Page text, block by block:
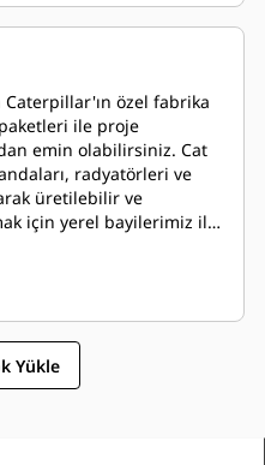
özel fabrika
ile proje
emin olabilirsiniz. Cat
radyatörleri ve
üretilebilir ve
için yerel bayilerimiz ile
Yükle